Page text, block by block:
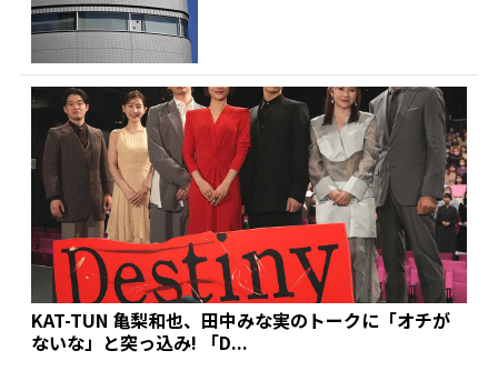
KAT-TUN 亀梨和也、田中みな実のトークに「オチが
ないな」と突っ込み! 「D...